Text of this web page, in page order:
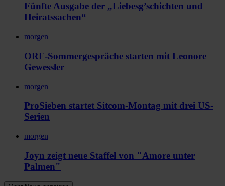
Fünfte Ausgabe der „Liebesg’schichten und
Heiratssachen“
morgen
ORF-Sommergespräche starten mit Leonore
Gewessler
morgen
ProSieben startet Sitcom-Montag mit drei US-
Serien
morgen
Joyn zeigt neue Staffel von "Amore unter
Palmen"